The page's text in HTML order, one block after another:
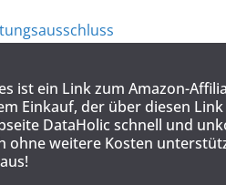
ist ein Link zum Amazon-
Einkauf, der über diesen
DataHolic schnell und
ohne weitere Kosten